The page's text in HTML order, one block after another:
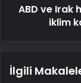
ABD ve Irak
iklim
İlgili